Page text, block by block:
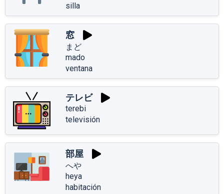
silla
窓
まど
mado
ventana
テレビ
terebi
televisión
部屋
へや
heya
habitación